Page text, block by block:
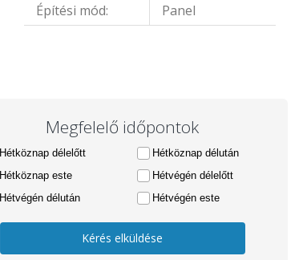
Építési mód:
Panel
Megfelelő időpontok
Hétköznap délelőtt
Hétköznap délután
Hétköznap este
Hétvégén délelőtt
Hétvégén délután
Hétvégén este
Kérés elküldése